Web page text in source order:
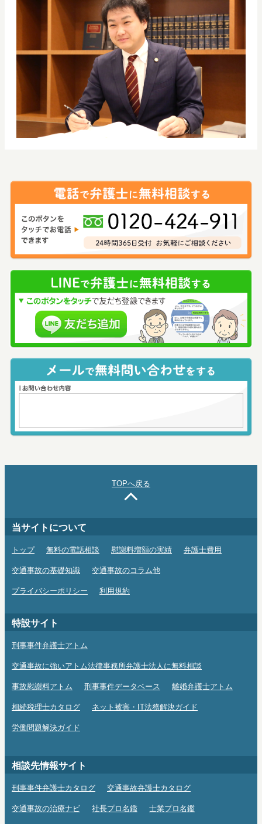
TOPへ戻る
当サイトについて
トップ 無料の電話相談 慰謝料増額の実績 弁護士費用
交通事故の基礎知識 交通事故のコラム他
プライバシーポリシー 利用規約
特設サイト
刑事事件弁護士アトム
交通事故に強いアトム法律事務所弁護士法人に無料相談
事故慰謝料アトム 刑事事件データベース 離婚弁護士アトム
相続税理士カタログ ネット被害・IT法務解決ガイド
労働問題解決ガイド
相談先情報サイト
刑事事件弁護士カタログ 交通事故弁護士カタログ
交通事故の治療ナビ 社長プロ名鑑 士業プロ名鑑